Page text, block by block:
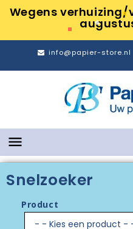
Wegens
info@papier-store.nl

Snelzoeker
Product